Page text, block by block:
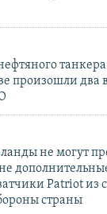
произошли два
не могут
Patriot из
страны